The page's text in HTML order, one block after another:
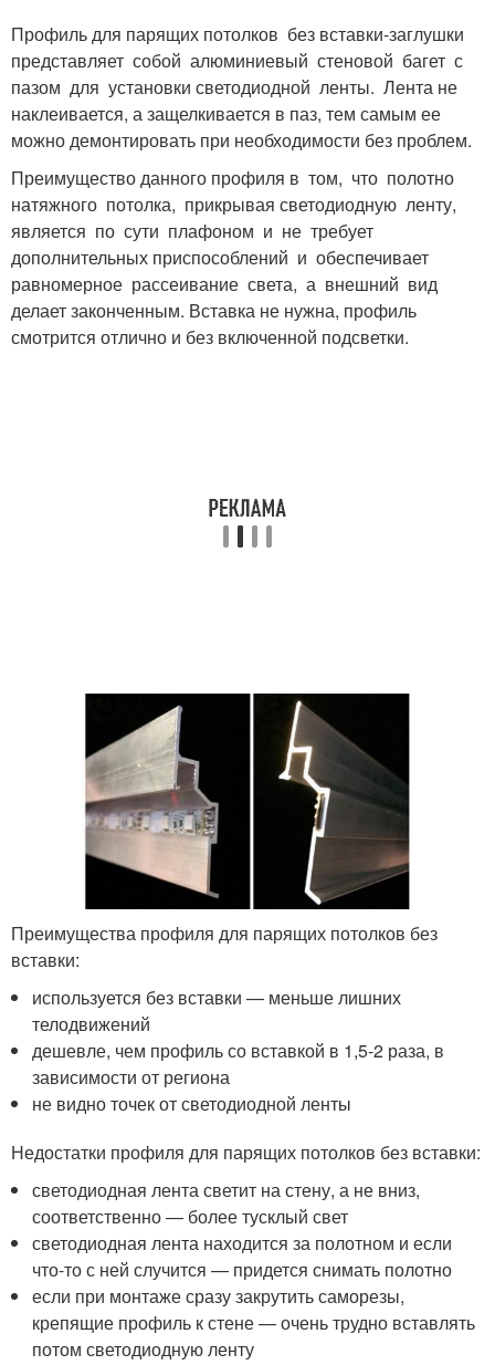
Профиль для парящих потолков без вставки-заглушки
представляет собой алюминиевый стеновой багет с
пазом для установки светодиодной ленты. Лента не
наклеивается, а защелкивается в паз, тем самым ее
можно демонтировать при необходимости без проблем.
Преимущество данного профиля в том, что полотно
натяжного потолка, прикрывая светодиодную ленту,
является по сути плафоном и не требует
дополнительных приспособлений и обеспечивает
равномерное рассеивание света, а внешний вид
делает законченным. Вставка не нужна, профиль
смотрится отлично и без включенной подсветки.
Преимущества профиля для парящих потолков без
вставки:
используется без вставки — меньше лишних
телодвижений
дешевле, чем профиль со вставкой в 1,5-2 раза, в
зависимости от региона
не видно точек от светодиодной ленты
Недостатки профиля для парящих потолков без вставки:
светодиодная лента светит на стену, а не вниз,
соответственно — более тусклый свет
светодиодная лента находится за полотном и если
что-то с ней случится — придется снимать полотно
если при монтаже сразу закрутить саморезы,
крепящие профиль к стене — очень трудно вставлять
потом светодиодную ленту